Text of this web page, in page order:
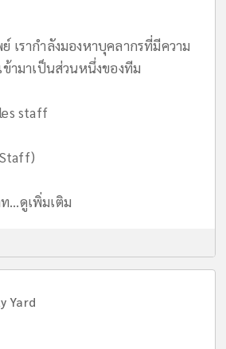
เรากำลังมองหาบุคลากรที่มีความ
ามาเป็นส่วนหนึ่งของทีม
staff
...ดูเพิ่มเติม
Yard